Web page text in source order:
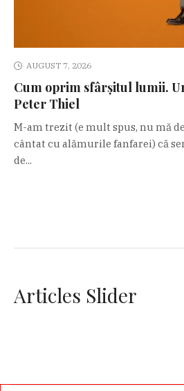
AUGUST 7, 2026
Cum oprim sfârșitul lumii.
Peter Thiel
M-am trezit (e mult spus, nu mă
cântat cu alămurile fanfarei) că
de...
Articles Slider